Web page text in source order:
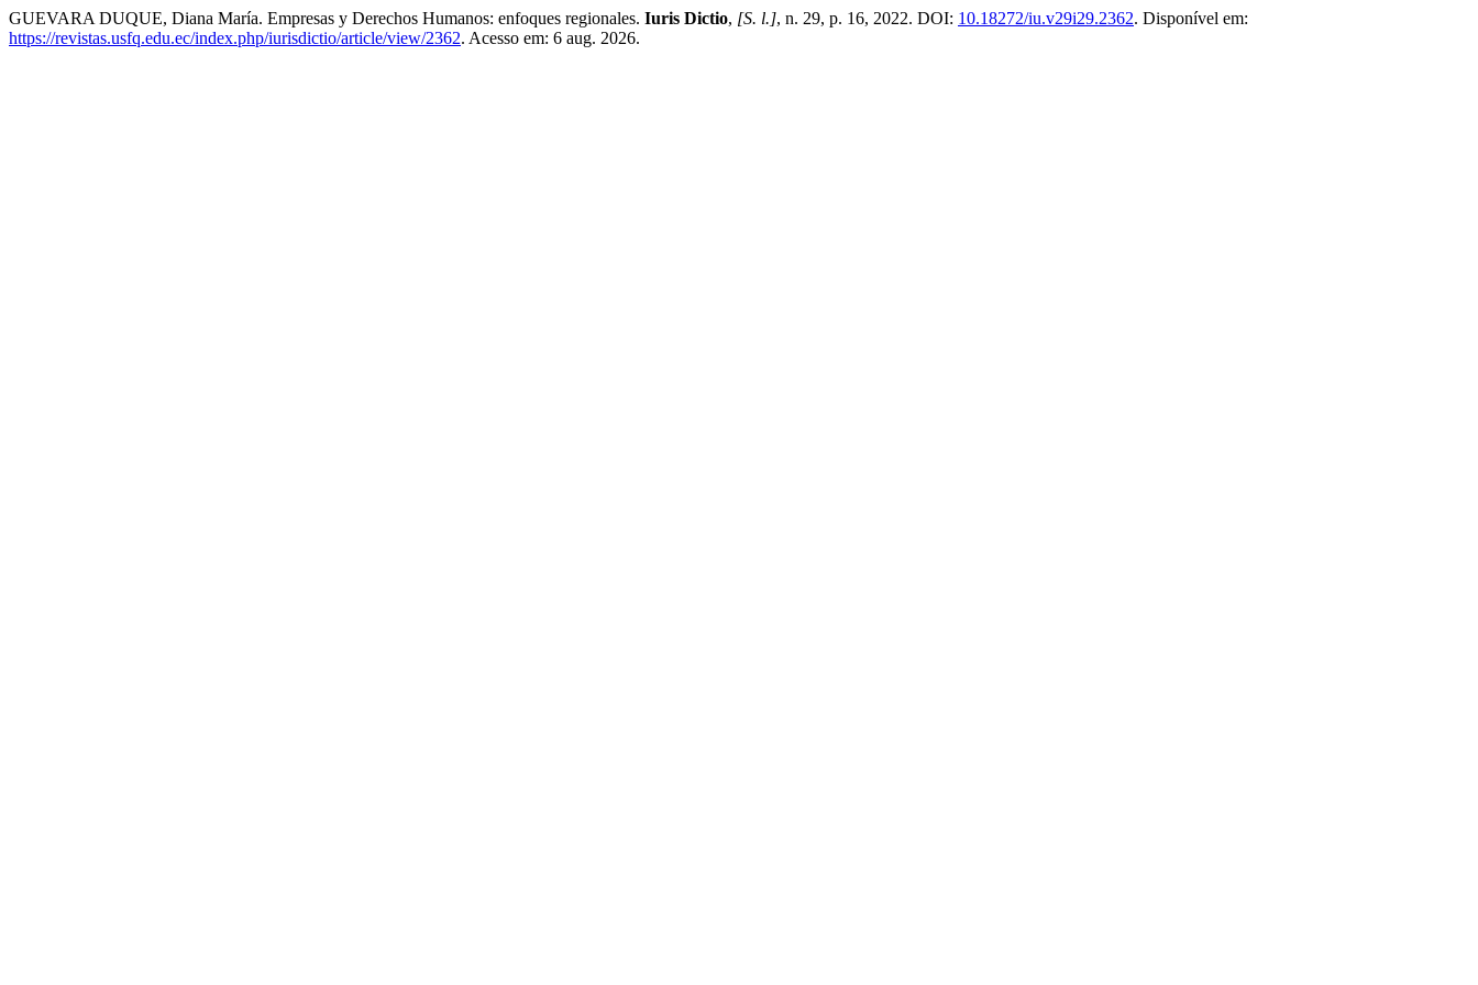
GUEVARA DUQUE, Diana María. Empresas y Derechos Humanos: enfoques regionales. Iuris Dictio, [S. l.], n. 29, p. 16, 2022. DOI: 10.18272/iu.v29i29.2362. Disponível em:
https://revistas.usfq.edu.ec/index.php/iurisdictio/article/view/2362. Acesso em: 6 aug. 2026.